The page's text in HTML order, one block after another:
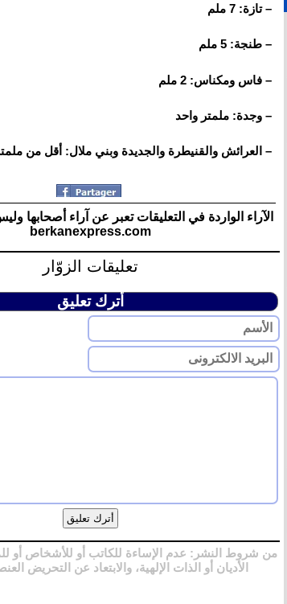
– تازة: 7 ملم
– طنجة: 5 ملم
– فاس ومكناس: 2 ملم
– وجدة: ملمتر واحد
– العرائش والقنيطرة والجديدة وبني ملال: أقل من
الآراء الواردة في التعليقات تعبر عن آراء أصحابها
berkanexpress.com
تعليقات الزوّار
أترك تعليق
من شروط النشر: عدم الإساءة للكاتب أو للأشخاص أو
الأديان أو الذات الإلهية، والابتعاد عن التحريض